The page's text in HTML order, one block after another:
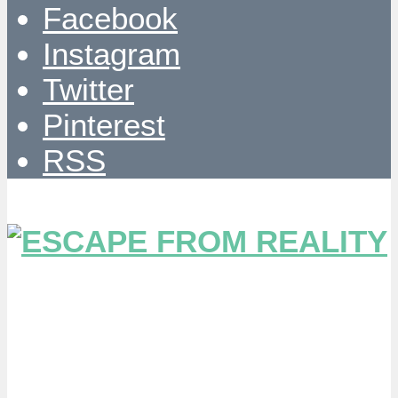
Facebook
Instagram
Twitter
Pinterest
RSS